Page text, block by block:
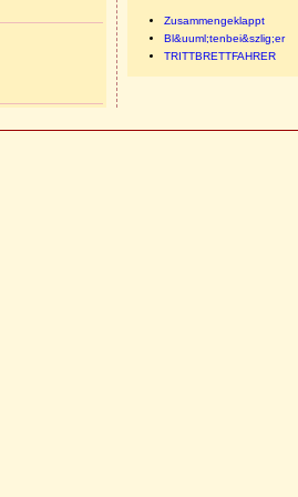
Zusammengeklappt
Bl&uuml;tenbei&szlig;er
TRITTBRETTFAHRER